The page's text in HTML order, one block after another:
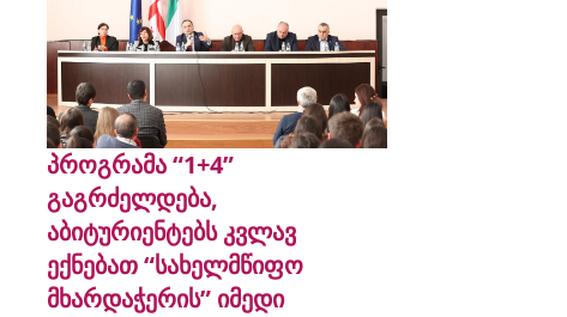
პროგრამა “1+4”
გაგრძელდება,
აბიტურიენტებს კვლავ
ექნებათ “სახელმწიფო
მხარდაჭერის” იმედი